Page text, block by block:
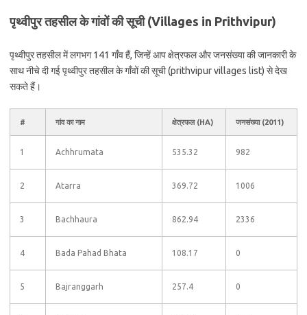
पृथ्वीपुर तहसील के गांवों की सूची (Villages in Prithvipur)
पृथ्वीपुर तहसील में लगभग 141 गाँव हैं, जिन्हें आप क्षेत्रफल और जनसंख्या की जानकारी के
साथ नीचे दी गई पृथ्वीपुर तहसील के गाँवों की सूची (prithvipur villages list) से देख
सकते हैं।
# गांव का नाम क्षेत्रफल (HA) जनसंख्या (2011)
1 Achhrumata 535.32 982
2 Atarra 369.72 1006
3 Bachhaura 862.94 2336
4 Bada Pahad Bhata 108.17 0
5 Bajranggarh 257.4 0